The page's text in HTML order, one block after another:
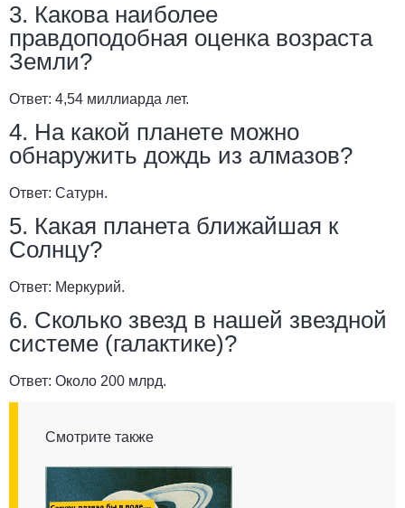
3. Какова наиболее
правдоподобная оценка возраста
Земли?
Ответ: 4,54 миллиарда лет.
4. На какой планете можно
обнаружить дождь из алмазов?
Ответ: Сатурн.
5. Какая планета ближайшая к
Солнцу?
Ответ: Меркурий.
6. Сколько звезд в нашей звездной
системе (галактике)?
Ответ: Около 200 млрд.
Смотрите также